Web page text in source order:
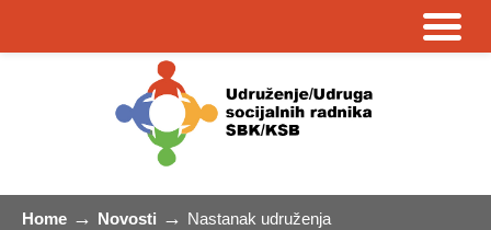
Home → Novosti → Nastanak udruženja